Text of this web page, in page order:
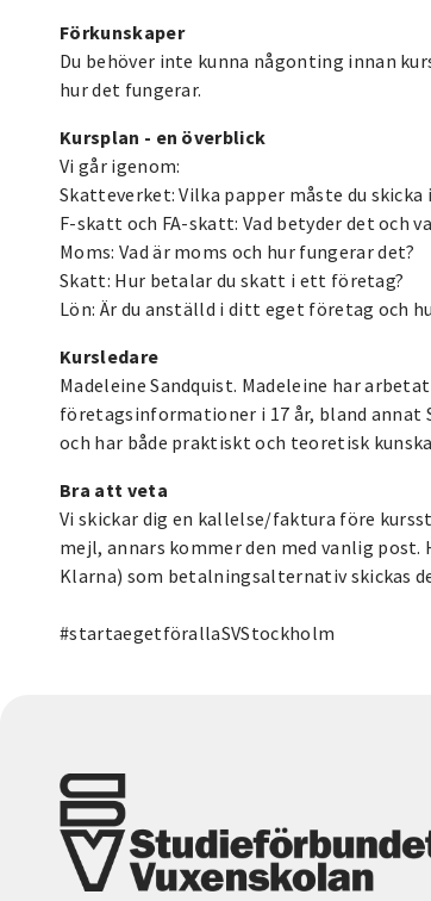
Förkunskaper
Du behöver inte kunna någonting innan
hur det fungerar.
Kursplan - en överblick
Vi går igenom:
Skatteverket: Vilka papper måste du skicka
F-skatt och FA-skatt: Vad betyder det och
Moms: Vad är moms och hur fungerar det?
Skatt: Hur betalar du skatt i ett företag?
Lön: Är du anställd i ditt eget företag och
Kursledare
Madeleine Sandquist. Madeleine har
företagsinformationer i 17 år, bland
och har både praktiskt och teoretisk
Bra att veta
Vi skickar dig en kallelse/faktura före
mejl, annars kommer den med vanlig
Klarna) som betalningsalternativ skickas
#startaegetförallaSVStockholm